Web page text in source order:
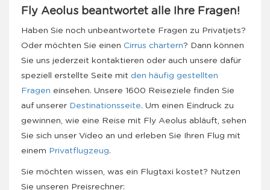
Fly Aeolus beantwortet alle Ihre Fragen!
Haben Sie noch unbeantwortete Fragen zu Privatjets?
Oder möchten Sie einen Cirrus chartern? Dann können
Sie uns jederzeit kontaktieren oder auch unsere dafür
speziell erstellte Seite mit den häufig gestellten
Fragen einsehen. Unsere 1600 Reiseziele finden Sie
auf unserer Destinationsseite. Um einen Eindruck zu
gewinnen, wie eine Reise mit Fly Aeolus abläuft, sehen
Sie sich unser Video an und erleben Sie Ihren Flug mit
einem Privatflugzeug.
Sie möchten wissen, was ein Flugtaxi kostet? Nutzen
Sie unseren Preisrechner: